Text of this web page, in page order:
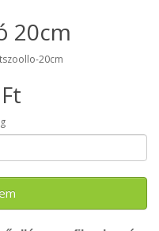
20cm
20cm